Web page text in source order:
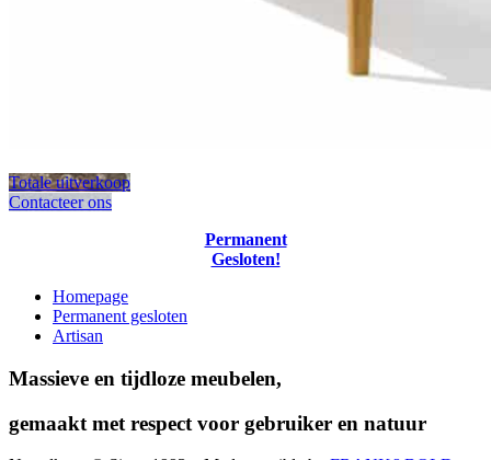
Totale uitverkoop
Contacteer ons
Permanent
Gesloten!
Homepage
Permanent gesloten
Artisan
Massieve en tijdloze meubelen,
gemaakt met respect voor gebruiker en natuur